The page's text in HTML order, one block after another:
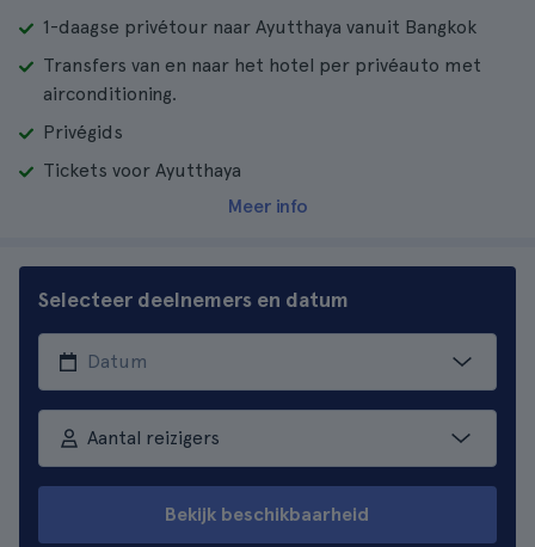
1-daagse privétour naar Ayutthaya vanuit Bangkok
Transfers van en naar het hotel per privéauto met
airconditioning.
Privégids
Tickets voor Ayutthaya
Meer info
Selecteer deelnemers en datum
Aantal reizigers
Bekijk beschikbaarheid